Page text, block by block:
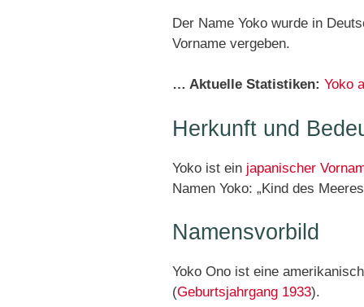
Der Name Yoko wurde in
Vorname vergeben.
… Aktuelle Statistiken: Yoko
Herkunft und
Yoko ist ein japanischer
Namen Yoko: „Kind des
Namensvorbild
Yoko Ono ist eine
(Geburtsjahrgang 1933).